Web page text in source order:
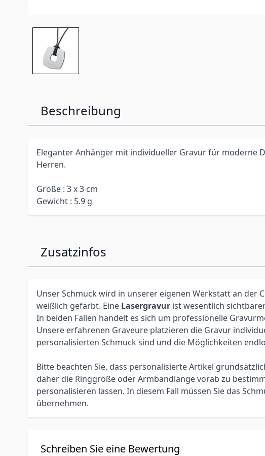
Beschreibung
Eleganter Anhänger mit individueller Gravur für moderne
Herren.
Größe : 3 x 3 cm
Gewicht : 5.9 g
Zusatzinfos
Unser Schmuck wird in unserer eigenen Werkstatt an der
weißlich gefärbt. Eine Lasergravur ist wesentlich
In beiden Fällen handelt es sich um professionelle
Unsere erfahrenen Graveure platzieren die Gravur
personalisierten Schmuck sind und die Möglichkeiten
Bitte beachten Sie, dass personalisierte Artikel
daher die Ringgröße oder Armbandlänge vorab zu
personalisieren lassen. In diesem Fall müssen Sie das
übernehmen.
Schreiben Sie eine Bewertung